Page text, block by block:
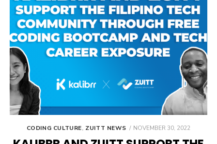
CODING CULTURE, ZUITT NEWS
POSTED
NOVEMBER 30, 2022